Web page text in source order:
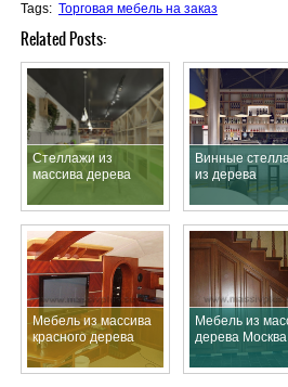
Tags: Торговая мебель на заказ
Related Posts:
Стеллажи из
массива дерева
Винные
из дерева
Мебель из массива
красного дерева
Мебель из
дерева Москва